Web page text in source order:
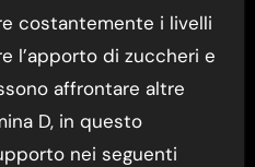
costantemente i livelli
l’apporto di zuccheri e
affrontare altre
D, in questo
nei seguenti